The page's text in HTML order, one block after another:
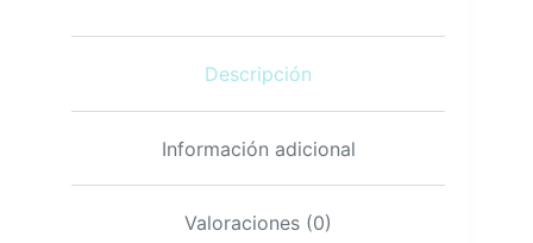
Descripción
Información adicional
Valoraciones (0)